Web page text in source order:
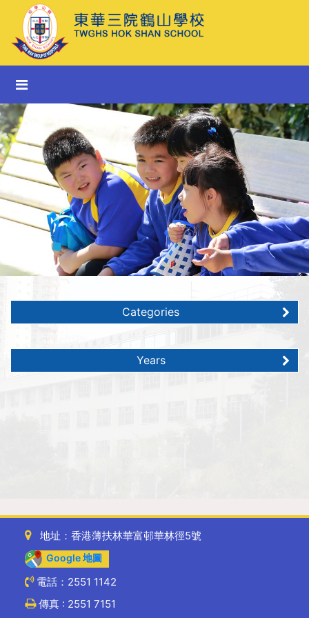
Categories
Years
地址：香港薄扶林華富邨華林徑5號
Google 地圖
電話：2551 1142
傳真 : 2551 7151